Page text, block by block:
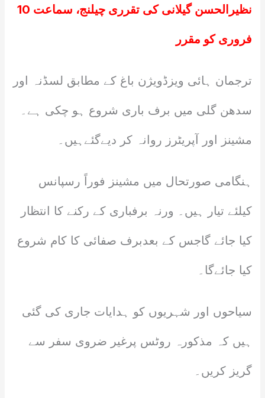
نظیرالحسن گیلانی کی تقرری چیلنج، سماعت 10
فروری کو مقرر
ترجمان ہائی ویزڈویژن باغ کے مطابق لسڈنہ اور
سدھن گلی میں برف باری شروع ہو چکی ہے۔
مشینز اور آپریٹرز روانہ کر دیےگئےہیں۔
ہنگامی صورتحال میں مشینز فوراً رسپانس
کیلئے تیار ہیں۔ ورنہ برفباری کے رکنے کا انتظار
کیا جائے گاجس کے بعدبرف صفائی کا کام شروع
کیا جائےگا۔
سیاحوں اور شہریوں کو ہدایات جاری کی گئی
ہیں کہ مذکورہ روٹس پرغیر ضروی سفر سے
گریز کریں۔